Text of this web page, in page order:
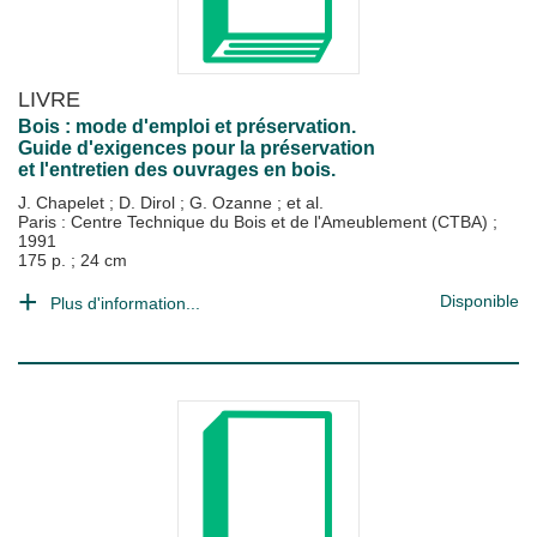
LIVRE
Bois : mode d'emploi et préservation.
Guide d'exigences pour la préservation
et l'entretien des ouvrages en bois.
J. Chapelet ; D. Dirol ; G. Ozanne ; et al.
Paris : Centre Technique du Bois et de l'Ameublement (CTBA) ;
1991
175 p. ; 24 cm
Plus d'information... Disponible